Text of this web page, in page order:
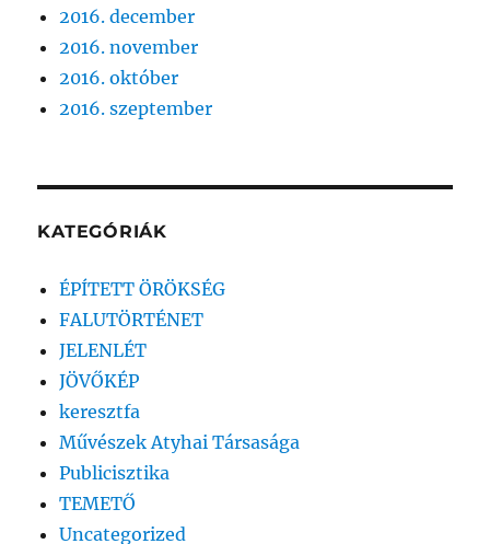
2016. december
2016. november
2016. október
2016. szeptember
KATEGÓRIÁK
ÉPÍTETT ÖRÖKSÉG
FALUTÖRTÉNET
JELENLÉT
JÖVŐKÉP
keresztfa
Művészek Atyhai Társasága
Publicisztika
TEMETŐ
Uncategorized